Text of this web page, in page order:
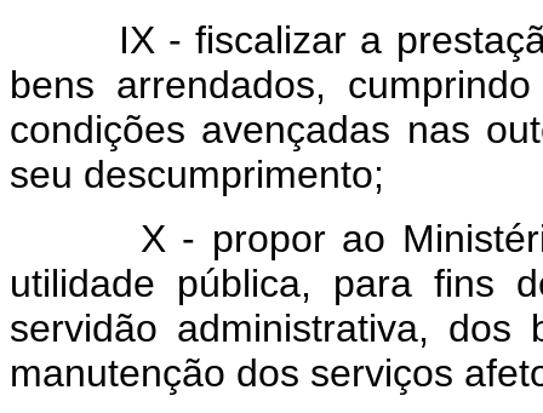
IX - fiscalizar a prestação
bens arrendados,
condições avençadas nas
seu descumprimento;
X - propor ao Ministério
utilidade pública, para fins
servidão administrativa, dos
manutenção dos serviços